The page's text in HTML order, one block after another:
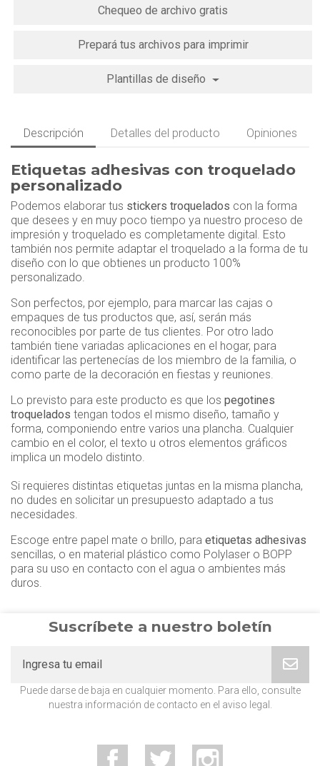
Chequeo de archivo gratis
Prepará tus archivos para imprimir
Plantillas de diseño
Descripción Detalles del producto Opiniones
Etiquetas adhesivas con troquelado
personalizado
Podemos elaborar tus stickers troquelados con la forma
que desees y en muy poco tiempo ya nuestro proceso de
impresión y troquelado es completamente digital. Esto
también nos permite adaptar el troquelado a la forma de tu
diseño con lo que obtienes un producto 100%
personalizado.
Son perfectos, por ejemplo, para marcar las cajas o
empaques de tus productos que, así, serán más
reconocibles por parte de tus clientes. Por otro lado
también tiene variadas aplicaciones en el hogar, para
identificar las pertenecías de los miembro de la familia, o
como parte de la decoración en fiestas y reuniones.
Lo previsto para este producto es que los pegotines
troquelados tengan todos el mismo diseño, tamaño y
forma, componiendo entre varios una plancha. Cualquier
cambio en el color, el texto u otros elementos gráficos
implica un modelo distinto.
Si requieres distintas etiquetas juntas en la misma plancha,
no dudes en solicitar un presupuesto adaptado a tus
necesidades.
Escoge entre papel mate o brillo, para etiquetas adhesivas
sencillas, o en material plástico como Polylaser o BOPP
para su uso en contacto con el agua o ambientes más
duros.
Suscríbete a nuestro boletín
Puede darse de baja en cualquier momento. Para ello, consulte
nuestra información de contacto en el aviso legal.
Facebook Twitter